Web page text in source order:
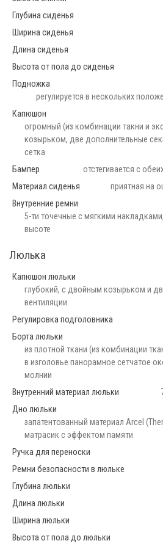
Глубина сиденья
Ширина сиденья
Длина сиденья
Высота от пола до сиденья
Подножка
регулируется в нескольких
Капюшон
огромный (из комбинации такни и
козырьком, две дополнительные
сетка
Бампер
отстегивается с
Материал сиденья
приятная на
Внутренние ремни
5-ти точечные с мягкими
высоте
Люлька
Капюшон люльки
глубокий, с двойным козырьком и
вентиляции
Регулировка подголовника
Борта люльки
из плотной ткани (из комбинации
в изголовье панорамное сетчатое
молнии
Внутренний материал люльки
Дно люльки
запатентованный материал Arcel
матрасик с эффектом памяти
Ручка для переноски
Ремни безопасности в люльке
Глубина люльки
Длина люльки
Ширина люльки
Высота от пола до люльки